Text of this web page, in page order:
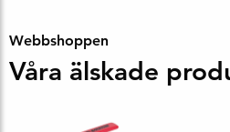
Webbshoppen
Våra älskade